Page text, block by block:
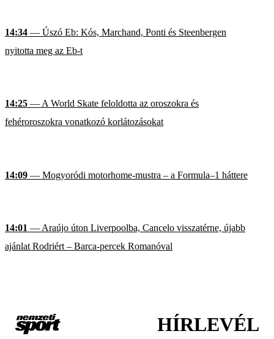
14:34 — Úszó Eb: Kós, Marchand, Ponti és Steenbergen
nyitotta meg az Eb-t
14:25 — A World Skate feloldotta az oroszokra és
fehéroroszokra vonatkozó korlátozásokat
14:09 — Mogyoródi motorhome-mustra – a Formula–1 háttere
14:01 — Araújo úton Liverpoolba, Cancelo visszatérne, újabb
ajánlat Rodriért – Barca-percek Romanóval
HÍRLEVÉL